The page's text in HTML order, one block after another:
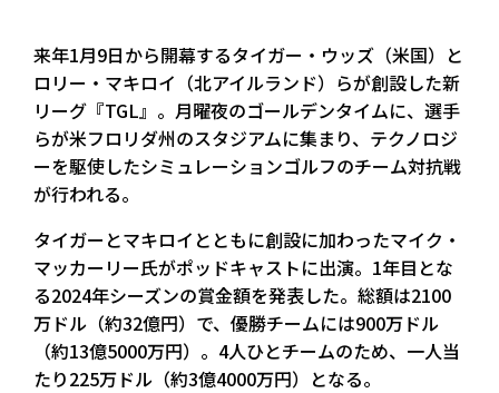
来年1月9日から開幕するタイガー・ウッズ（米国）と
ロリー・マキロイ（北アイルランド）らが創設した新
リーグ『TGL』。月曜夜のゴールデンタイムに、選手
らが米フロリダ州のスタジアムに集まり、テクノロジ
ーを駆使したシミュレーションゴルフのチーム対抗戦
が行われる。
タイガーとマキロイとともに創設に加わったマイク・
マッカーリー氏がポッドキャストに出演。1年目とな
る2024年シーズンの賞金額を発表した。総額は2100
万ドル（約32億円）で、優勝チームには900万ドル
（約13億5000万円）。4人ひとチームのため、一人当
たり225万ドル（約3億4000万円）となる。